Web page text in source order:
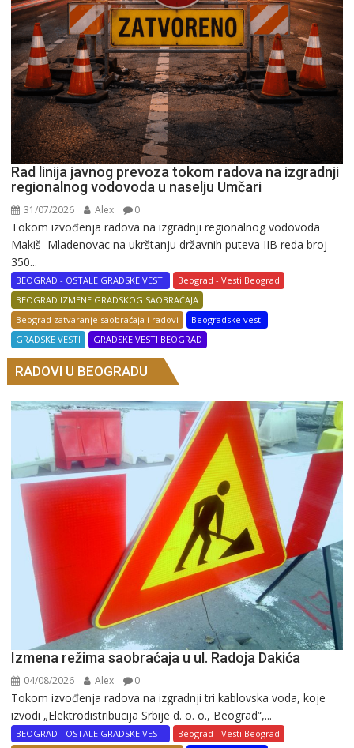
Rad linija javnog prevoza tokom radova na izgradnji
regionalnog vodovoda u naselju Umčari
31/07/2026 Alex 0
Tokom izvođenja radova na izgradnji regionalnog vodovoda
Makiš–Mladenovac na ukrštanju državnih puteva IIB reda broj
350...
BEOGRAD - OSTALE GRADSKE VESTI
Beograd - Vesti Beograd
BEOGRAD IZMENE GRADSKOG SAOBRAĆAJA
Beograd zatvaranje saobraćaja i radovi
Beogradske vesti
GRADSKE VESTI
GRADSKE VESTI BEOGRAD
RADOVI U BEOGRADU
Izmena režima saobraćaja u ul. Radoja Dakića
04/08/2026 Alex 0
Tokom izvođenja radova na izgradnji tri kablovska voda, koje
izvodi „Elektrodistribucija Srbije d. o. o., Beograd“,...
BEOGRAD - OSTALE GRADSKE VESTI
Beograd - Vesti Beograd